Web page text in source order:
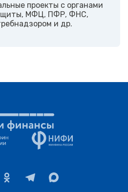
проекты с органами
МФЦ, ПФР, ФНС,
и др.